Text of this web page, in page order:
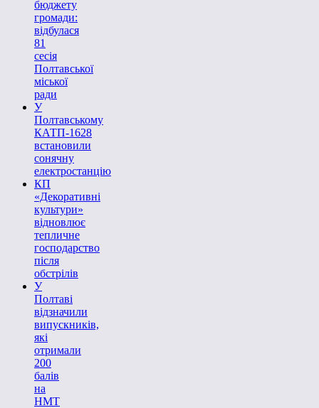
бюджету
громади:
відбулася
81
сесія
Полтавської
міської
ради
У
Полтавському
КАТП-1628
встановили
сонячну
електростанцію
КП
«Декоративні
культури»
відновлює
тепличне
господарство
після
обстрілів
У
Полтаві
відзначили
випускників,
які
отримали
200
балів
на
НМТ